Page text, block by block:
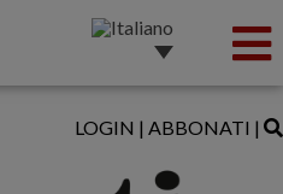
LOGIN | ABBONATI |